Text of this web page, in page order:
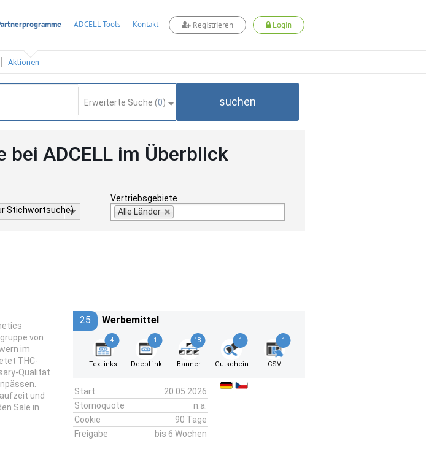
ADCELL-Tools Kontakt Registrieren Login
Aktionen
Erweiterte Suche (0) suchen
ADCELL im Überblick
Stichwortsuche)
Vertriebsgebiete
Alle Länder
von
im
THC-
Qualität
und
Sale in
25 Werbemittel
4
Textlinks
1
DeepLink
18
Banner
1
Gutschein
1
CSV
Start
20.05.2026
Stornoquote
n.a.
Cookie
90 Tage
Freigabe
bis 6 Wochen